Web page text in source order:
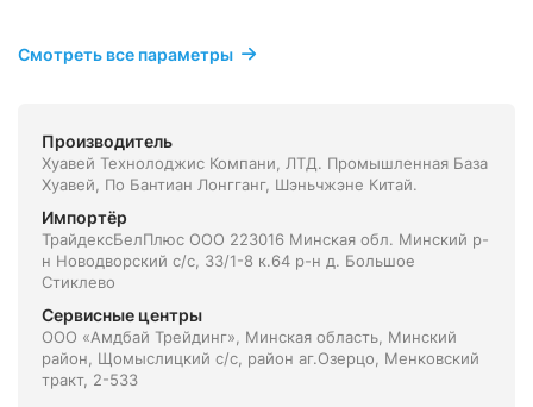
Смотреть все параметры
Производитель
Хуавей Технолоджис Компани, ЛТД. Промышленная База
Хуавей, По Бантиан Лонгганг, Шэньчжэне Китай.
Импортёр
ТрайдексБелПлюс ООО 223016 Минская обл. Минский р-
н Новодворский с/с, 33/1-8 к.64 р-н д. Большое
Стиклево
Сервисные центры
ООО «Амдбай Трейдинг», Минская область, Минский
район, Щомыслицкий с/с, район аг.Озерцо, Менковский
тракт, 2-533